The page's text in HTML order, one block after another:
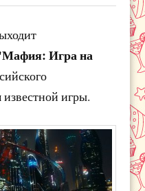
Игра на
игры.